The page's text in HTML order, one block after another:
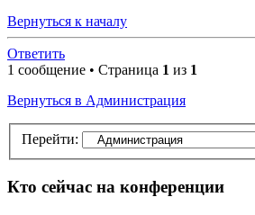
Вернуться к началу
Ответить
1 сообщение • Страница 1 из 1
Вернуться в Администрация
Перейти:
Кто сейчас на конференции